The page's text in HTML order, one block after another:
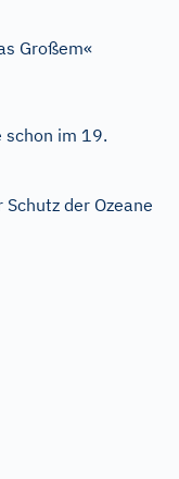
Großem«
schon im 19.
Schutz der Ozeane